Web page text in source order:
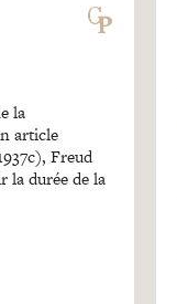
la
article
Freud
la durée de la